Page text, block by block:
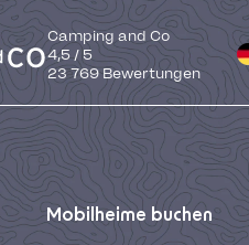
Camping and Co
4,5 / 5
23 769Bewertungen
Mobilheime buchen